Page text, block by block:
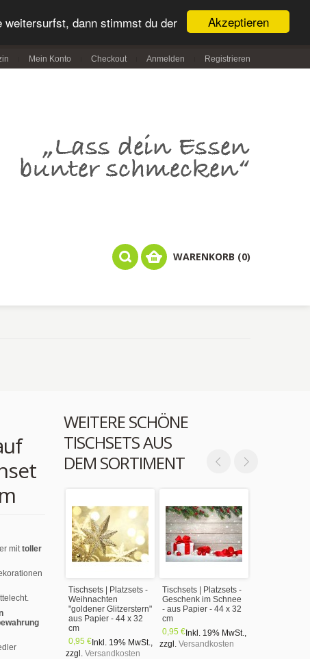
Akzeptieren
weitersurfst, dann stimmst du der
Mein Konto Checkout Anmelden Registrieren
WARENKORB (0)
WEITERE SCHÖNE
TISCHSETS AUS
DEM SORTIMENT
Tischsets | Platzsets -
Weihnachten
"goldener Glitzerstern"
aus Papier - 44 x 32
cm
0,95 € Inkl. 19% MwSt.,
zzgl. Versandkosten
Tischsets | Platzsets -
Geschenk im Schnee
- aus Papier - 44 x 32
cm
0,95 € Inkl. 19% MwSt.,
zzgl. Versandkosten
mittoller